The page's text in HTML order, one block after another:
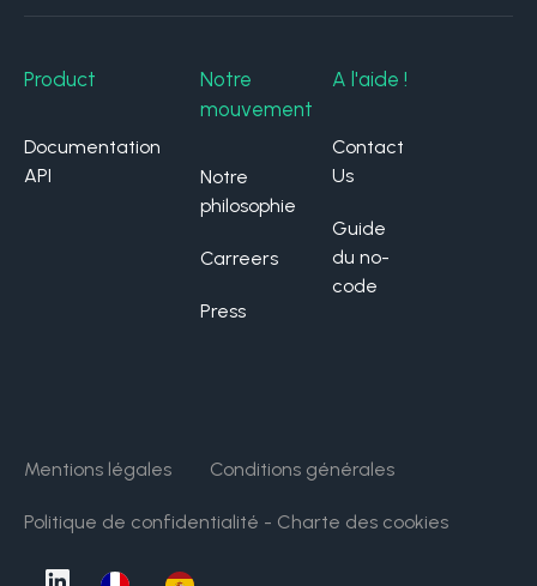
Product
Documentation
API
Notre
mouvement
Notre
philosophie
Carreers
Press
A l'aide !
Contact
Us
Guide
du no-
code
Mentions légales Conditions générales
Politique de confidentialité - Charte des cookies